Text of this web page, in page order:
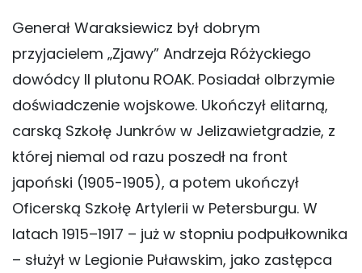
Generał Waraksiewicz był dobrym
przyjacielem „Zjawy” Andrzeja Różyckiego
dowódcy II plutonu ROAK. Posiadał olbrzymie
doświadczenie wojskowe. Ukończył elitarną,
carską Szkołę Junkrów w Jelizawietgradzie, z
której niemal od razu poszedł na front
japoński (1905-1905), a potem ukończył
Oficerską Szkołę Artylerii w Petersburgu. W
latach 1915–1917 – już w stopniu podpułkownika
– służył w Legionie Puławskim, jako zastępca